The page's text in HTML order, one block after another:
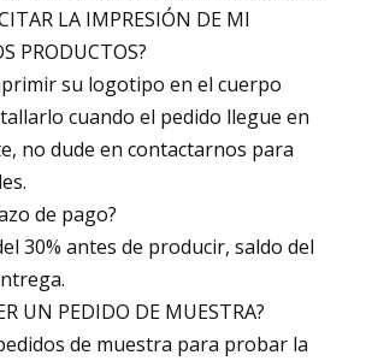
LA IMPRESIÓN DE MI
PRODUCTOS?
su logotipo en el cuerpo
cuando el pedido llegue en
no dude en contactarnos para
de pago?
30% antes de producir, saldo del
UN PEDIDO DE MUESTRA?
de muestra para probar la